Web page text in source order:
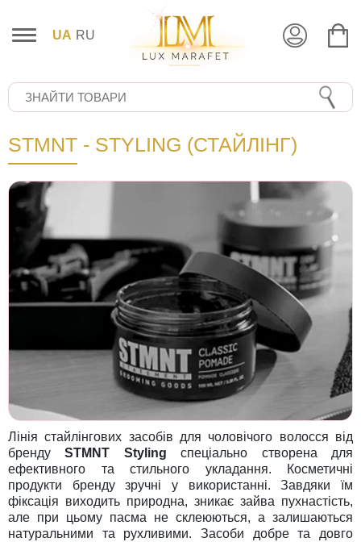
UA RU
STMNT - STYLING (СТАЙЛІНГ)
Лінія стайлінгових засобів для чоловічого волосся від
брендуSTMNT Stylingспеціально створена для
ефективного та стильного укладання. Косметичні
продукти бренду зручні у використанні. Завдяки їм
фіксація виходить природна, зникає зайва пухнастість,
але при цьому пасма не склеюються, а залишаються
натуральними та рухливими. Засоби добре та довго